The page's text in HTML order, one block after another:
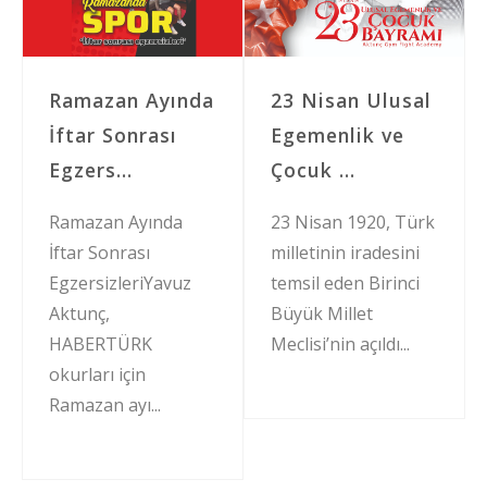
Ramazan Ayında
İftar Sonrası
Egzers...
Ramazan Ayında
İftar Sonrası
EgzersizleriYavuz
Aktunç,
HABERTÜRK
okurları için
Ramazan ayı...
23 Nisan Ulusal
Egemenlik ve
Çocuk ...
23 Nisan 1920, Türk
milletinin iradesini
temsil eden Birinci
Büyük Millet
Meclisi’nin açıldı...